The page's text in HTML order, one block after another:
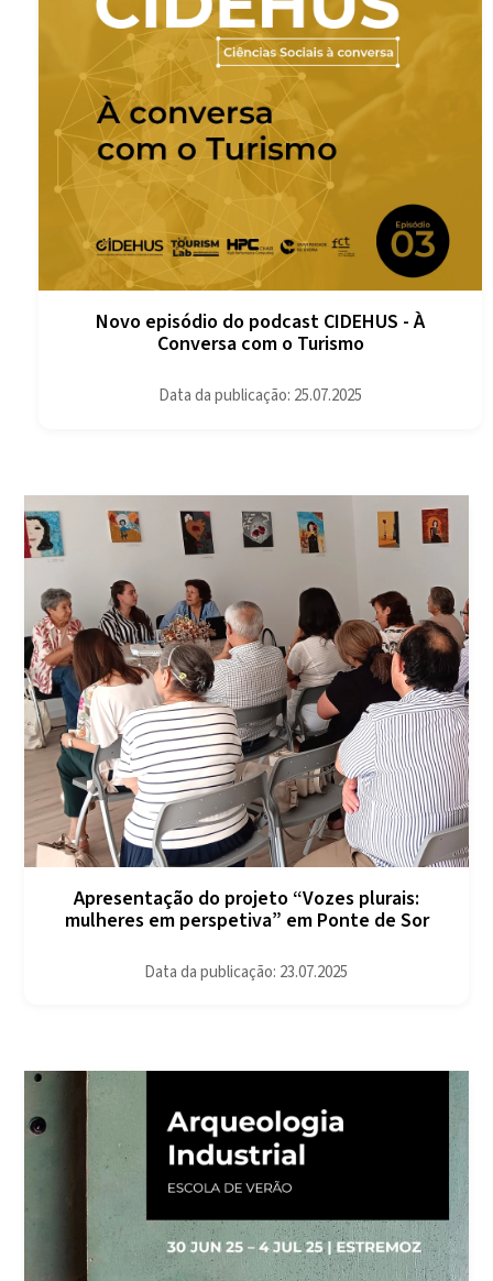
Novo episódio do podcast CIDEHUS - À
Conversa com o Turismo
Data da publicação: 25.07.2025
Apresentação do projeto “Vozes plurais:
mulheres em perspetiva” em Ponte de Sor
Data da publicação: 23.07.2025